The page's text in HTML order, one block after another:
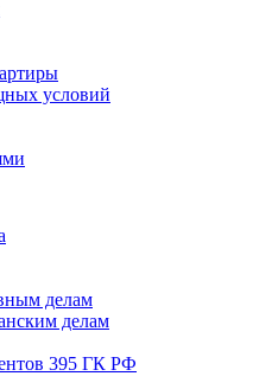
условий
делам
делам
395 ГК РФ